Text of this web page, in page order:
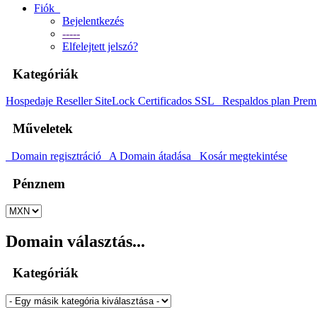
Fiók
Bejelentkezés
-----
Elfelejtett jelszó?
Kategóriák
Hospedaje Reseller SiteLock Certificados SSL Respaldos plan
Műveletek
Domain regisztráció A Domain átadása Kosár megtekintése
Pénznem
Domain választás...
Kategóriák